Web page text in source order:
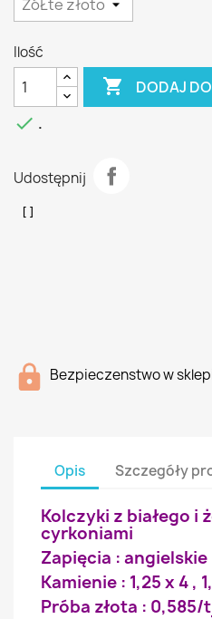
Ilość
 DODAJ
 .
Udostępnij
Bezpieczenstwo w
Opis Szczegóły
Kolczyki z białego i
cyrkoniami
Zapięcia : angielskie
Kamienie : 1,25 x 4 ,
Próba złota : 0,585/